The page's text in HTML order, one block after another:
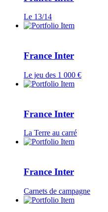
Le 13/14
France Inter
Le jeu des 1 000 €
France Inter
La Terre au carré
France Inter
Carnets de campagne